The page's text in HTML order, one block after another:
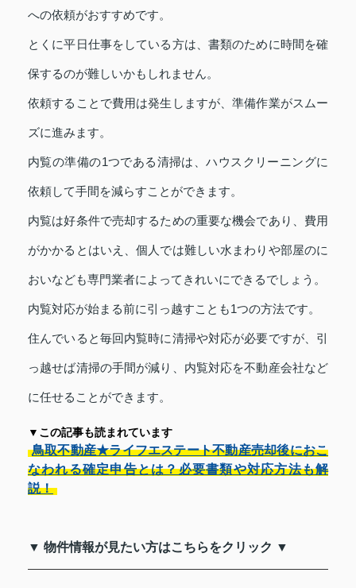
への依頼がおすすめです。
とくに平日仕事をしている方は、書類のために時間を確
保するのが難しいかもしれません。
依頼することで費用は発生しますが、準備作業がスムー
ズに進みます。
内覧の準備の1つである清掃は、ハウスクリーニングに
依頼して手間を減らすことができます。
内覧は好条件で売却するための重要な機会であり、費用
がかかるとはいえ、個人では難しい水まわりや部屋のに
おいなども専門業者によってきれいにできるでしょう。
内覧対応が始まる前に引っ越すことも1つの方法です。
住んでいると毎回内覧時に清掃や対応が必要ですが、引
っ越せば清掃の手間が減り、内覧対応を不動産会社など
に任せることができます。
▼この記事も読まれています
鳥取不動産★ライフエステート不動産売却後におこ
なわれる確定申告とは？必要書類や対応方法も解
説！
▼ 物件情報が見たい方はこちらをクリック ▼